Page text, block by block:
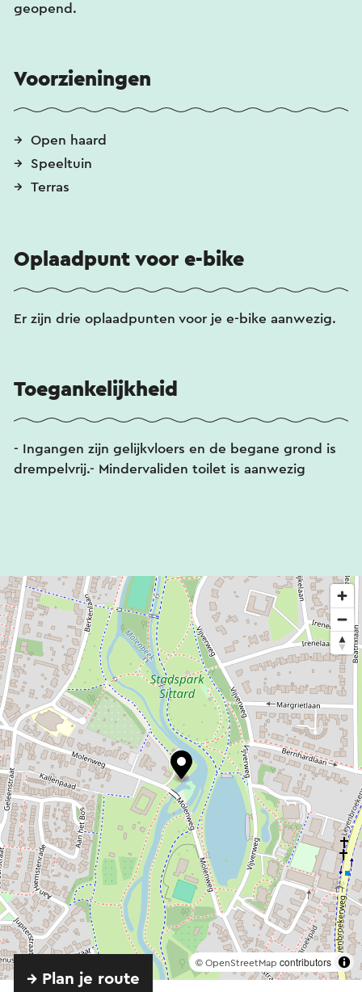
geopend.
Voorzieningen
Open haard
Speeltuin
Terras
Oplaadpunt voor e-bike
Er zijn drie oplaadpunten voor je e-bike aanwezig.
Toegankelijkheid
- Ingangen zijn gelijkvloers en de begane grond is
drempelvrij.- Mindervaliden toilet is aanwezig
© OpenStreetMap contributors
→ Plan je route